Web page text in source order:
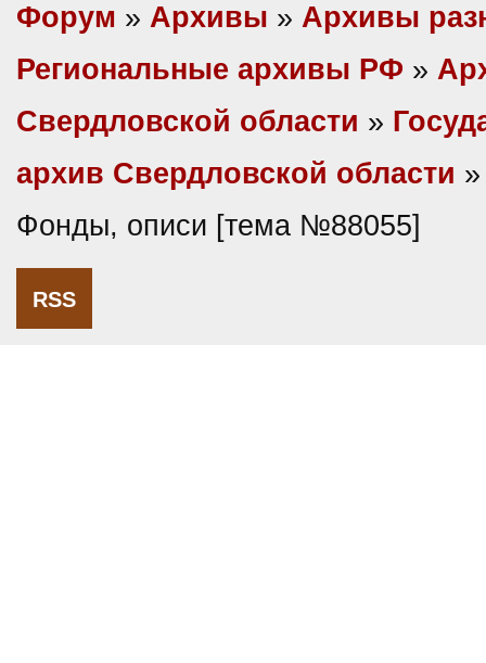
Форум » Архивы » Архивы
Региональные архивы РФ »
Свердловской области »
архив Свердловской области
Фонды, описи [тема №88055]
RSS